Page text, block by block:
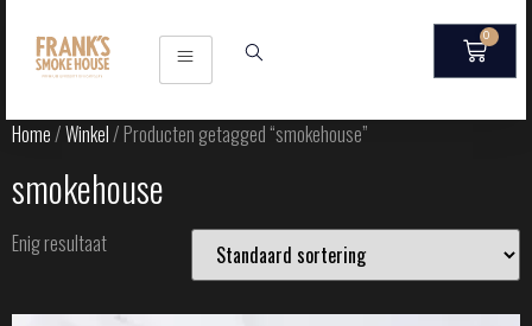
0
Home/Winkel/ Producten getagged “smokehouse”
smokehouse
Enig resultaat